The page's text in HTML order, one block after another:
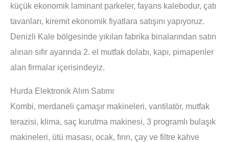
küçük ekonomik laminant parkeler, fayans kalebodur, çatı
tavanları, kiremit ekonomik fiyatlara satışını yapıyoruz.
Denizli Kale bölgesinde yıkılan fabrika binalarından satın
alınan sıfır ayarında 2. el mutfak dolabı, kapı, pimapenler
alan firmalar içerisindeyiz.
Hurda Elektronik Alım Satımı
Kombi, merdaneli çamaşır makineleri, vantilatör, mutfak
terazisi, klima, saç kurutma makinesi, 3 programlı bulaşık
makineleri, ütü masası, ocak, fırın, çay ve filtre kahve